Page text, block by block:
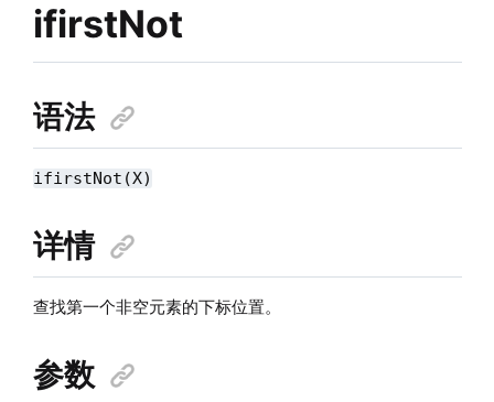
ifirstNot
语法
ifirstNot(X)
详情
查找第一个非空元素的下标位置。
参数